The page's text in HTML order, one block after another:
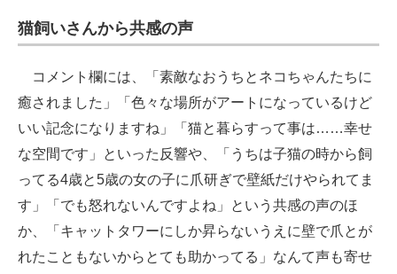
猫飼いさんから共感の声
コメント欄には、「素敵なおうちとネコちゃんたちに
癒されました」「色々な場所がアートになっているけど
いい記念になりますね」「猫と暮らすって事は……幸せ
な空間です」といった反響や、「うちは子猫の時から飼
ってる4歳と5歳の女の子に爪研ぎで壁紙だけやられてま
す」「でも怒れないんですよね」という共感の声のほ
か、「キャットタワーにしか昇らないうえに壁で爪とが
れたこともないからとても助かってる」なんて声も寄せ